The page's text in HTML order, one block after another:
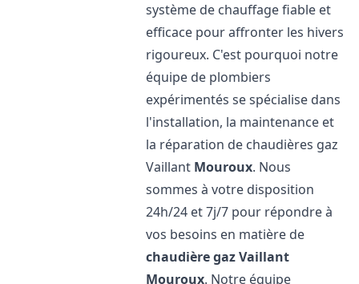
système de chauffage fiable et
efficace pour affronter les hivers
rigoureux. C'est pourquoi notre
équipe de plombiers
expérimentés se spécialise dans
l'installation, la maintenance et
la réparation de chaudières gaz
Vaillant Mouroux. Nous
sommes à votre disposition
24h/24 et 7j/7 pour répondre à
vos besoins en matière de
chaudière gaz Vaillant
Mouroux. Notre équipe